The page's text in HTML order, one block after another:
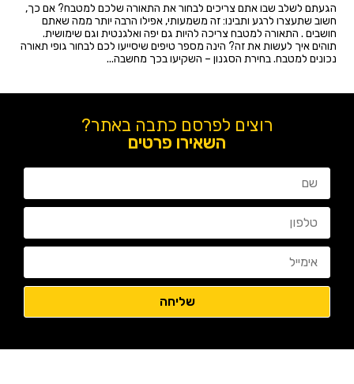
הגעתם לשלב שבו אתם צריכים לבחור את התאורה שלכם למטבח? אם כך,
חשוב שתעצרו לרגע ותבינו: זה משמעותי, אפילו הרבה יותר ממה שאתם
חושבים . התאורה למטבח צריכה להיות גם יפה ואלגנטית וגם שימושית.
תוהים איך לעשות את זה? הינה מספר טיפים שיסייעו לכם לבחור גופי תאורה
נכונים למטבח. בחירת הסגנון – השקיעו בכך מחשבה...
רוצים לפרסם כתבה באתר?
השאירו פרטים